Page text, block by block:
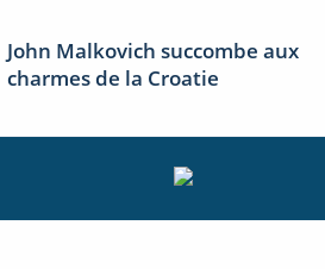
John Malkovich succombe aux
charmes de la Croatie